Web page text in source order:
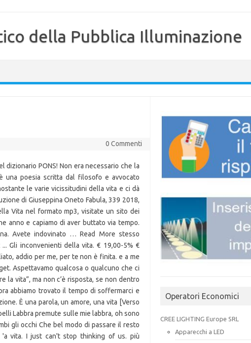
della Pubblica Illuminazione
0 Commenti
PONS! Non era necessario che la
una poesia scritta dal filosofo e avvocato
le varie vicissitudini della vita e ci dà
di Giuseppina Oneto Fabula, 339 2018,
Vita nel formato mp3, visitate un sito dei
anno e capiamo di aver buttato via tempo.
Avete indovinato … Read More stesso
Gli inconvenienti della vita. € 19,00-5% €
addio per me, per te non è finita. e a me
Aspettavamo qualcosa o qualcuno che ci
la vita”, ma non c’è risposta, se non dentro
abbiamo trovato il tempo di soffermarci e
È una parola, un amore, una vita [Verso
Labbra premute sulle mie labbra, oh sono
gli occhi Che bel modo di passare il resto
vita. I just can't stop thinking of us. più
Operatori Economici
CREE LIGHTING Europe SRL
Apparecchi a LED